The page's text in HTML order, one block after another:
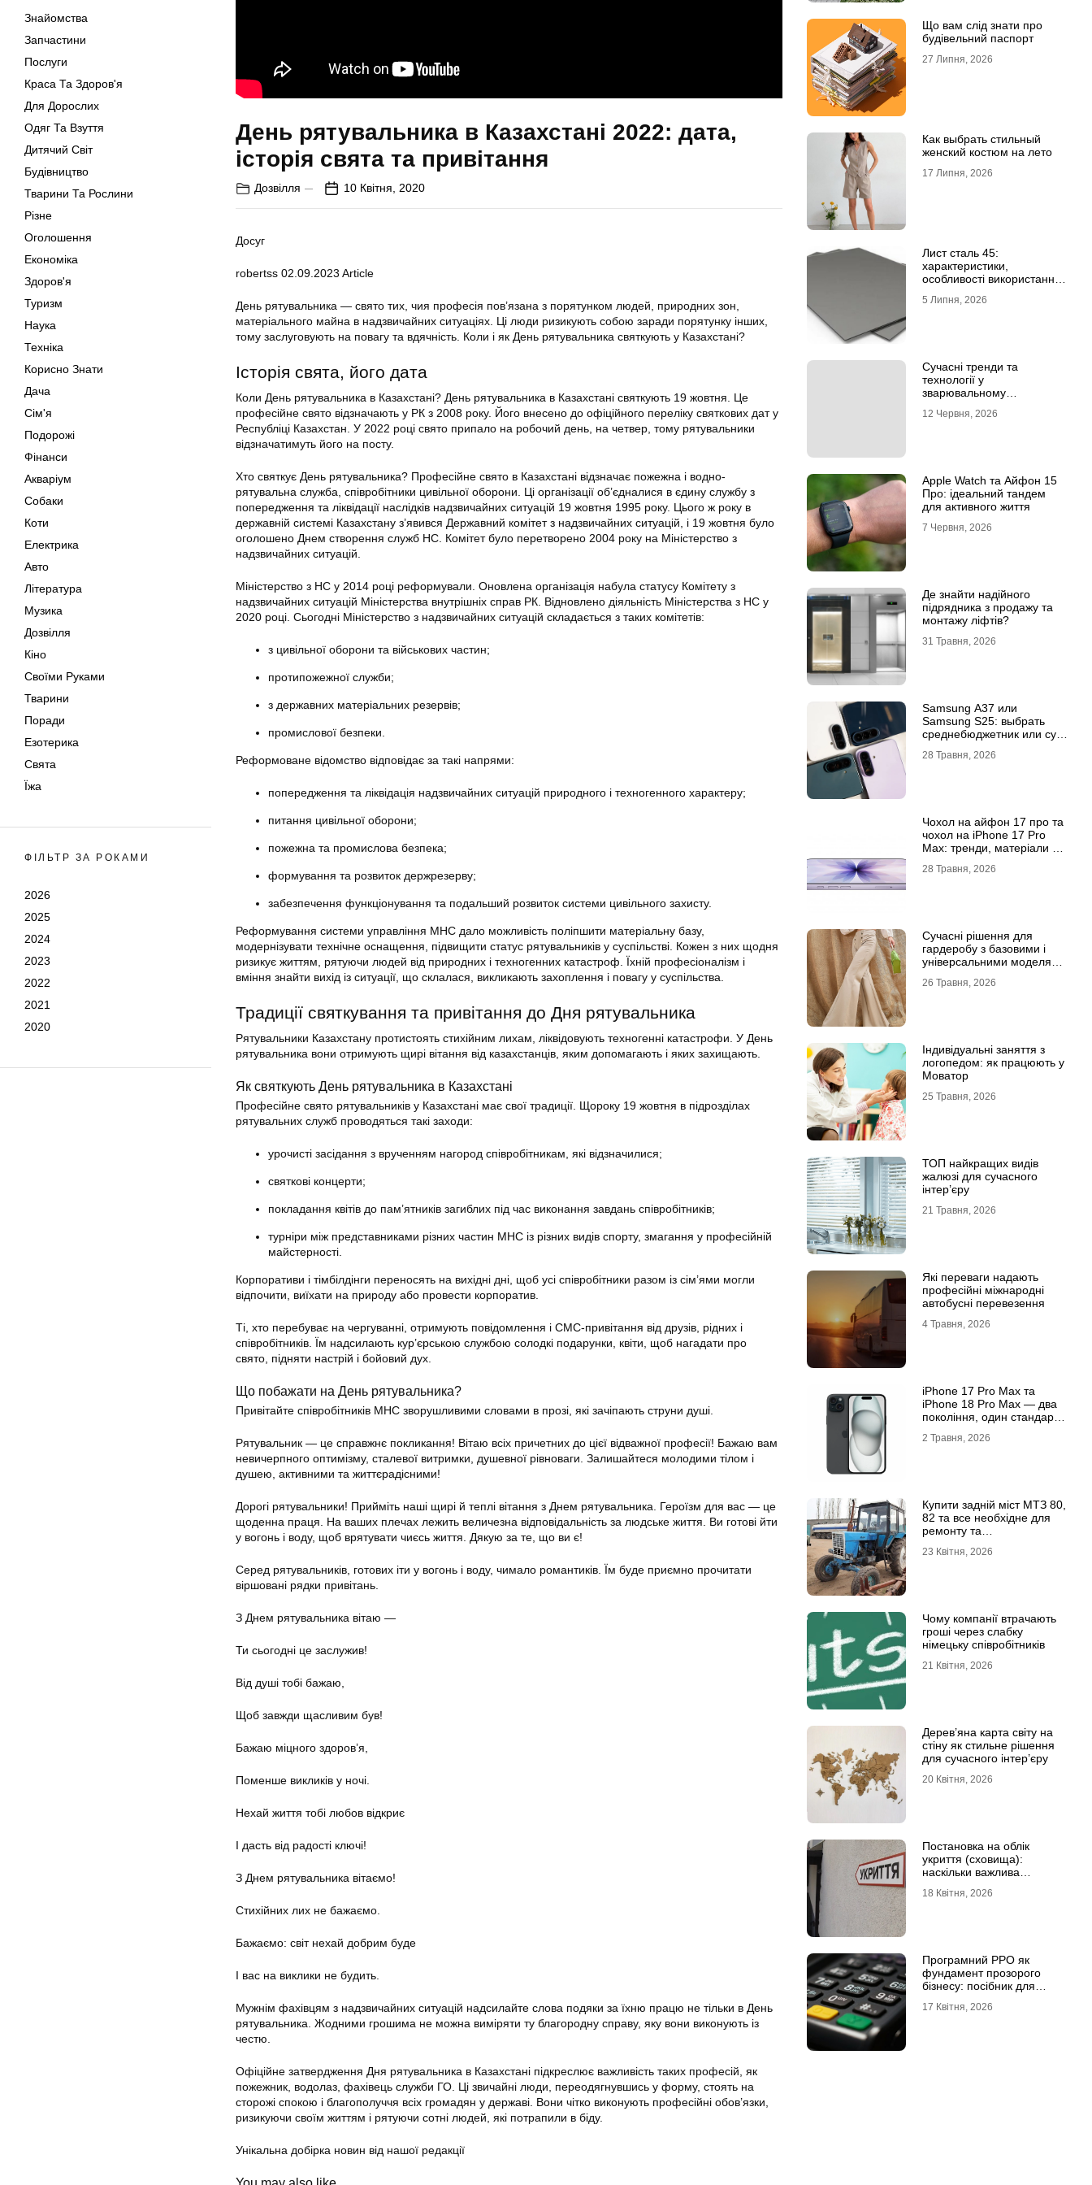
Знайомства
Запчастини
Послуги
Краса Та Здоров'я
Для Дорослих
Одяг Та Взуття
Дитячий Світ
Будівництво
Тварини Та Рослини
Різне
Оголошення
Економіка
Здоров'я
Туризм
Наука
Техніка
Корисно Знати
Дача
Сім'я
Подорожі
Фінанси
Акваріум
Собаки
Коти
Електрика
Авто
Література
Музика
Дозвілля
Кіно
Своїми Руками
Тварини
Поради
Езотерика
Свята
Їжа
ФІЛЬТР ЗА РОКАМИ
2026
2025
2024
2023
2022
2021
2020
День рятувальника в Казахстані 2022: дата,
історія свята та привітання
Дозвілля 10 Квітня, 2020
Досуг
robertss 02.09.2023 Article
День рятувальника — свято тих, чия професія пов’язана з порятунком людей, природних зон,
матеріального майна в надзвичайних ситуаціях. Ці люди ризикують собою заради порятунку інших,
тому заслуговують на повагу та вдячність. Коли і як День рятувальника святкують у Казахстані?
Історія свята, його дата
Коли День рятувальника в Казахстані? День рятувальника в Казахстані святкують 19 жовтня. Це
професійне свято відзначають у РК з 2008 року. Його внесено до офіційного переліку святкових дат у
Республіці Казахстан. У 2022 році свято припало на робочий день, на четвер, тому рятувальники
відзначатимуть його на посту.
Хто святкує День рятувальника? Професійне свято в Казахстані відзначає пожежна і водно-
рятувальна служба, співробітники цивільної оборони. Ці організації об’єдналися в єдину службу з
попередження та ліквідації наслідків надзвичайних ситуацій 19 жовтня 1995 року. Цього ж року в
державній системі Казахстану з’явився Державний комітет з надзвичайних ситуацій, і 19 жовтня було
оголошено Днем створення служб НС. Комітет було перетворено 2004 року на Міністерство з
надзвичайних ситуацій.
Міністерство з НС у 2014 році реформували. Оновлена організація набула статусу Комітету з
надзвичайних ситуацій Міністерства внутрішніх справ РК. Відновлено діяльність Міністерства з НС у
2020 році. Сьогодні Міністерство з надзвичайних ситуацій складається з таких комітетів:
з цивільної оборони та військових частин;
протипожежної служби;
з державних матеріальних резервів;
промислової безпеки.
Реформоване відомство відповідає за такі напрями:
попередження та ліквідація надзвичайних ситуацій природного і техногенного характеру;
питання цивільної оборони;
пожежна та промислова безпека;
формування та розвиток держрезерву;
забезпечення функціонування та подальший розвиток системи цивільного захисту.
Реформування системи управління МНС дало можливість поліпшити матеріальну базу,
модернізувати технічне оснащення, підвищити статус рятувальників у суспільстві. Кожен з них щодня
ризикує життям, рятуючи людей від природних і техногенних катастроф. Їхній професіоналізм і
вміння знайти вихід із ситуації, що склалася, викликають захоплення і повагу у суспільства.
Традиції святкування та привітання до Дня рятувальника
Рятувальники Казахстану протистоять стихійним лихам, ліквідовують техногенні катастрофи. У День
рятувальника вони отримують щирі вітання від казахстанців, яким допомагають і яких захищають.
Як святкують День рятувальника в Казахстані
Професійне свято рятувальників у Казахстані має свої традиції. Щороку 19 жовтня в підрозділах
рятувальних служб проводяться такі заходи:
урочисті засідання з врученням нагород співробітникам, які відзначилися;
святкові концерти;
покладання квітів до пам’ятників загиблих під час виконання завдань співробітників;
турніри між представниками різних частин МНС із різних видів спорту, змагання у професійній
майстерності.
Корпоративи і тімбілдінги переносять на вихідні дні, щоб усі співробітники разом із сім’ями могли
відпочити, виїхати на природу або провести корпоратив.
Ті, хто перебуває на чергуванні, отримують повідомлення і СМС-привітання від друзів, рідних і
співробітників. Їм надсилають кур’єрською службою солодкі подарунки, квіти, щоб нагадати про
свято, підняти настрій і бойовий дух.
Що побажати на День рятувальника?
Привітайте співробітників МНС зворушливими словами в прозі, які зачіпають струни душі.
Рятувальник — це справжнє покликання! Вітаю всіх причетних до цієї відважної професії! Бажаю вам
невичерпного оптимізму, сталевої витримки, душевної рівноваги. Залишайтеся молодими тілом і
душею, активними та життєрадісними!
Дорогі рятувальники! Прийміть наші щирі й теплі вітання з Днем рятувальника. Героїзм для вас — це
щоденна праця. На ваших плечах лежить величезна відповідальність за людське життя. Ви готові йти
у вогонь і воду, щоб врятувати чиєсь життя. Дякую за те, що ви є!
Серед рятувальників, готових іти у вогонь і воду, чимало романтиків. Їм буде приємно прочитати
віршовані рядки привітань.
З Днем рятувальника вітаю —
Ти сьогодні це заслужив!
Від душі тобі бажаю,
Щоб завжди щасливим був!
Бажаю міцного здоров’я,
Поменше викликів у ночі.
Нехай життя тобі любов відкриє
І дасть від радості ключі!
З Днем рятувальника вітаємо!
Стихійних лих не бажаємо.
Бажаємо: світ нехай добрим буде
І вас на виклики не будить.
Мужнім фахівцям з надзвичайних ситуацій надсилайте слова подяки за їхню працю не тільки в День
рятувальника. Жодними грошима не можна виміряти ту благородну справу, яку вони виконують із
честю.
Офіційне затвердження Дня рятувальника в Казахстані підкреслює важливість таких професій, як
пожежник, водолаз, фахівець служби ГО. Ці звичайні люди, переодягнувшись у форму, стоять на
сторожі спокою і благополуччя всіх громадян у державі. Вони чітко виконують професійні обов’язки,
ризикуючи своїм життям і рятуючи сотні людей, які потрапили в біду.
Унікальна добірка новин від нашої редакції
Що вам слід знати про
будівельний паспорт
27 Липня, 2026
Как выбрать стильный
женский костюм на лето
17 Липня, 2026
Лист сталь 45:
характеристики,
особливості використання
5 Липня, 2026
Сучасні тренди та
технології у
зварювальному
магазин Аргон
12 Червня, 2026
Apple Watch та Айфон 15
Про: ідеальний тандем
для активного життя
7 Червня, 2026
Де знайти надійного
підрядника з продажу та
монтажу ліфтів?
31 Травня, 2026
Samsung A37 или
Samsung S25: выбрать
среднебюджетник или суб-
28 Травня, 2026
Чохол на айфон 17 про та
чохол на iPhone 17 Pro
Max: тренди, матеріали та
28 Травня, 2026
Сучасні рішення для
гардеробу з базовими і
універсальними моделями
26 Травня, 2026
Індивідуальні заняття з
логопедом: як працюють у
Моватор
25 Травня, 2026
ТОП найкращих видів
жалюзі для сучасного
інтер’єру
21 Травня, 2026
Які переваги надають
професійні міжнародні
автобусні перевезення
4 Травня, 2026
iРhone 17 Рro Мax та
iРhone 18 Рro Мax — два
покоління, один стандарт
2 Травня, 2026
Купити задній міст МТЗ 80,
82 та все необхідне для
ремонту та
23 Квітня, 2026
Чому компанії втрачають
гроші через слабку
німецьку співробітників
21 Квітня, 2026
Дерев’яна карта світу на
стіну як стильне рішення
для сучасного інтер’єру
20 Квітня, 2026
Постановка на облік
укриття (сховища):
наскільки важлива
18 Квітня, 2026
Програмний РРО як
фундамент прозорого
бізнесу: посібник для
17 Квітня, 2026